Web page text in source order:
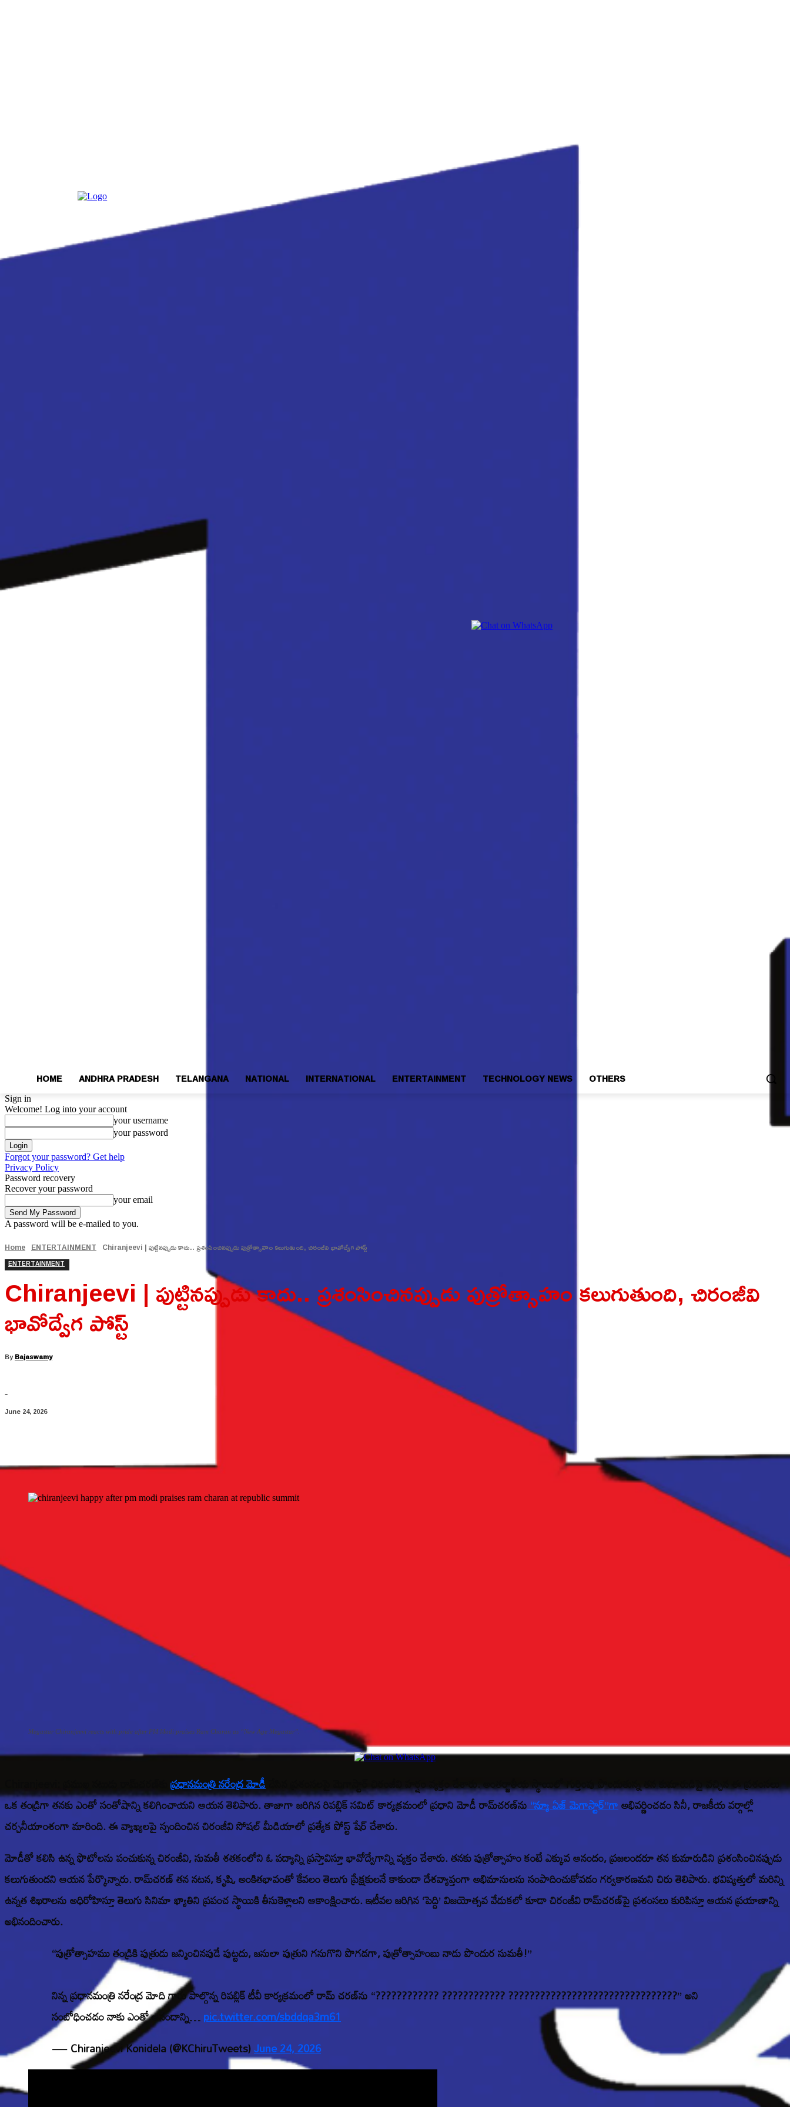
HOME ANDHRA PRADESH TELANGANA NATIONAL INTERNATIONAL ENTERTAINMENT TECHNOLOGY NEWS OTHERS
Sign in
Welcome! Log into your account
your username
your password
Forgot your password? Get help
Privacy Policy
Password recovery
Recover your password
your email
A password will be e-mailed to you.
Home ENTERTAINMENT Chiranjeevi | పుట్టినప్పుడు కాదు.. ప్రశంసించినప్పుడు పుత్రోత్సాహం కలుగుతుంది, చిరంజీవి భావోద్వేగ పోస్ట్
ENTERTAINMENT
Chiranjeevi | పుట్టినప్పుడు కాదు.. ప్రశంసించినప్పుడు పుత్రోత్సాహం కలుగుతుంది, చిరంజీవి
భావోద్వేగ పోస్ట్
ByBajaswamy
-
June 24, 2026
Share
Megastar Chiranjeevi reacts with pride after PM Modi praises Ram Charan as “New Age Megastar”.
ప్రధానమంత్రి నరేంద్ర మోడీ చేసిన ప్రశంసలపై మెగాస్టార్ చిరంజీవి హర్షం వ్యక్తం చేశారు. అంతర్జాతీయ స్థాయిలో గుర్తింపు పొందుతున్న తన కుమారుడిపై వచ్చిన ఈ ప్రశంసలు
ఒక తండ్రిగా తనకు ఎంతో సంతోషాన్ని కలిగించాయని ఆయన తెలిపారు. తాజాగా జరిగిన రిపబ్లిక్ సమిట్ కార్యక్రమంలో ప్రధాని మోడీ రామ్‌చరణ్‌ను“న్యూ ఏజ్ మెగాస్టార్”గాఅభివర్ణించడం సినీ, రాజకీయ వర్గాల్లో
చర్చనీయాంశంగా మారింది. ఈ వ్యాఖ్యలపై స్పందించిన చిరంజీవి సోషల్ మీడియాలో ప్రత్యేక పోస్ట్ షేర్ చేశారు.
మోడీతో కలిసి ఉన్న ఫొటోలను పంచుకున్న చిరంజీవి, సుమతీ శతకంలోని ఓ పద్యాన్ని ప్రస్తావిస్తూ భావోద్వేగాన్ని వ్యక్తం చేశారు. తనకు పుత్రోత్సాహం కంటే ఎక్కువ ఆనందం, ప్రజలందరూ తన కుమారుడిని ప్రశంసించినప్పుడు
కలుగుతుందని ఆయన పేర్కొన్నారు. రామ్‌చరణ్ తన నటన, కృషి, అంకితభావంతో కేవలం తెలుగు ప్రేక్షకులనే కాకుండా దేశవ్యాప్తంగా అభిమానులను సంపాదించుకోవడం గర్వకారణమని చిరు తెలిపారు. భవిష్యత్తులో మరిన్ని
ఉన్నత శిఖరాలను అధిరోహిస్తూ తెలుగు సినిమా ఖ్యాతిని ప్రపంచ స్థాయికి తీసుకెళ్లాలని ఆకాంక్షించారు. ఇటీవల జరిగిన ‘పెద్ది’ విజయోత్సవ వేడుకలో కూడా చిరంజీవి రామ్‌చరణ్‌పై ప్రశంసలు కురిపిస్తూ ఆయన ప్రయాణాన్ని
అభినందించారు.
“పుత్రోత్సాహము తండ్రికి పుత్రుడు జన్మించినపుడే పుట్టదు, జనులా పుత్రుని గనుగొని పొగడగా, పుత్రోత్సాహంబు నాడు పొందుర సుమతీ!”
నిన్న ప్రధానమంత్రి నరేంద్ర మోది గారు పాల్గొన్న రిపబ్లిక్ టీవీ కార్యక్రమంలో రామ్ చరణ్‌ను “???????????? ???????????? ????????????????????????????????” అని
సంబోధించడం నాకు ఎంతో ఆనందాన్ని…pic.twitter.com/sbddqa3m61
— Chiranjeevi Konidela (@KChiruTweets)June 24, 2026